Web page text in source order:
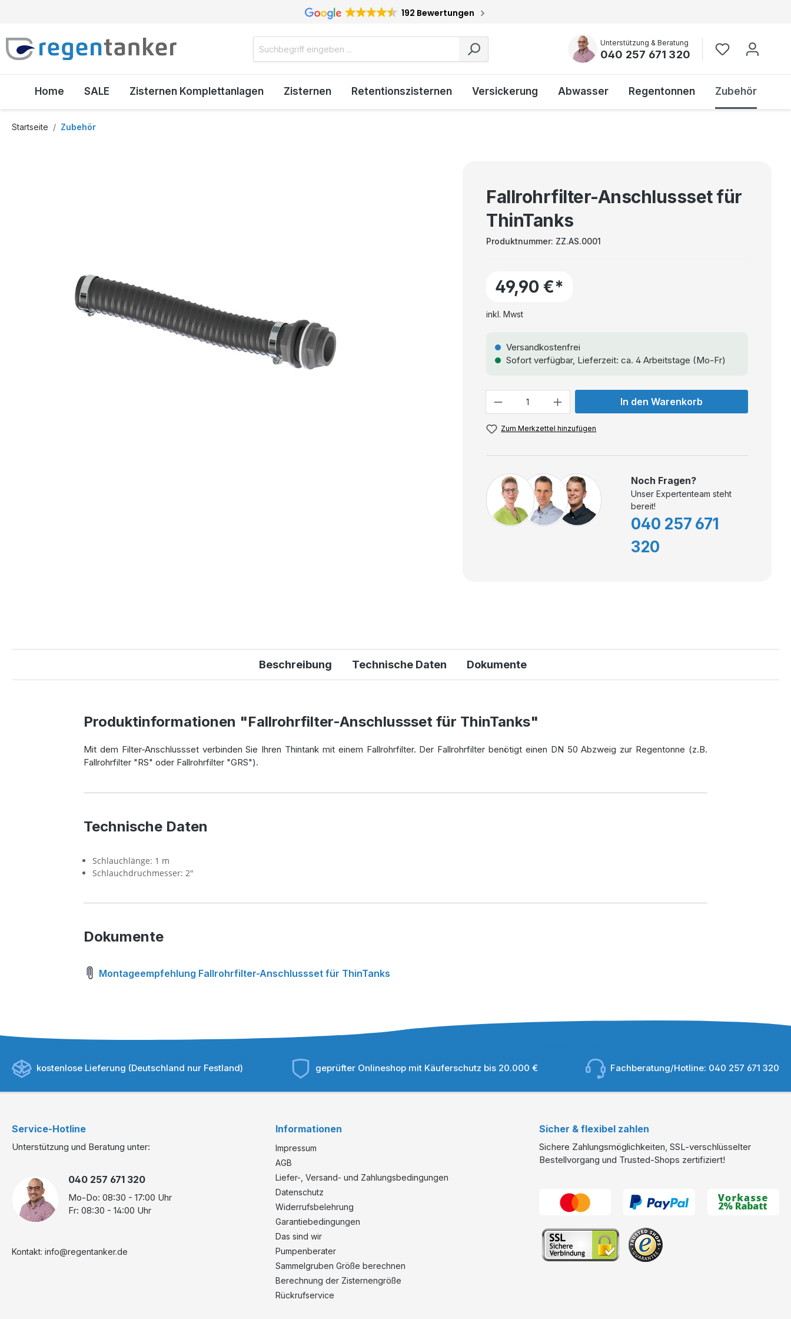
192 Bewertungen
Unterstützung & Beratung
040 257 671 320
Home SALE Zisternen Komplettanlagen Zisternen Retentionszisternen Versickerung Abwasser Regentonnen Zubehör
Startseite Zubehör
Fallrohrfilter-Anschlussset für
ThinTanks
Produktnummer: ZZ.AS.0001
49,90 €*
inkl. Mwst
Versandkostenfrei
Sofort verfügbar, Lieferzeit: ca. 4 Arbeitstage (Mo-Fr)
In den Warenkorb
Zum Merkzettel hinzufügen
Noch Fragen?
Unser Expertenteam steht
bereit!
040 257 671
320
Beschreibung Technische Daten Dokumente
Produktinformationen "Fallrohrfilter-Anschlussset für ThinTanks"
Mit dem Filter-Anschlussset verbinden Sie Ihren Thintank mit einem Fallrohrfilter. Der Fallrohrfilter benötigt einen DN 50 Abzweig zur Regentonne (z.B.
Fallrohrfilter "RS" oder Fallrohrfilter "GRS").
Technische Daten
Schlauchlänge: 1 m
Schlauchdruchmesser: 2"
Dokumente
Montageempfehlung Fallrohrfilter-Anschlussset für ThinTanks
kostenlose Lieferung (Deutschland nur Festland) geprüfter Onlineshop mit Käuferschutz bis 20.000 € Fachberatung/Hotline: 040 257 671 320
Service-Hotline
Unterstützung und Beratung unter:
040 257 671 320
Mo-Do: 08:30 - 17:00 Uhr
Fr: 08:30 - 14:00 Uhr
Kontakt: info@regentanker.de
Informationen
Impressum
AGB
Liefer-, Versand- und Zahlungsbedingungen
Datenschutz
Widerrufsbelehrung
Garantiebedingungen
Das sind wir
Pumpenberater
Sammelgruben Größe berechnen
Berechnung der Zisternengröße
Rückrufservice
Sicher & flexibel zahlen
Sichere Zahlungsmöglichkeiten, SSL-verschlüsselter
Bestellvorgang und Trusted-Shops zertifiziert!